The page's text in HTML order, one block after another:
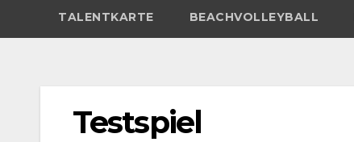
TALENTKARTE BEACHVOLLEYBALL
Testspiel